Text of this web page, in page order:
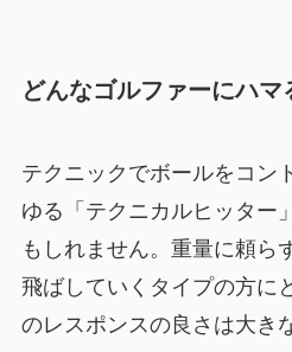
どんなゴルファーにハマ
テクニックでボールをコン
ゆる「テクニカルヒッター
もしれません。重量に頼ら
飛ばしていくタイプの方に
のレスポンスの良さは大き